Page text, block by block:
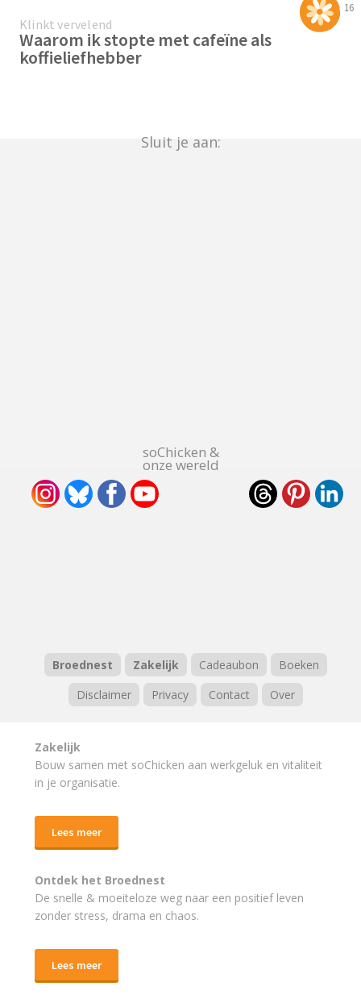
16
Klinkt vervelend
Waarom ik stopte met cafeïne als
koffieliefhebber
Sluit je aan:
soChicken &
onze wereld
Broednest Zakelijk Cadeaubon
Boeken
Disclaimer
Privacy Contact Over
Zakelijk
Bouw samen met soChicken aan werkgeluk en vitaliteit
in je organisatie.
Lees meer
Ontdek het Broednest
De snelle & moeiteloze weg naar een positief leven
zonder stress, drama en chaos.
Lees meer